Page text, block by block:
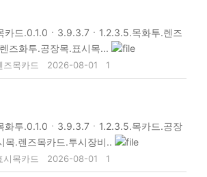
카드.0.1.0ㆍ3.9.3.7ㆍ1.2.3.5.목화투.렌즈
즈화투.공장목.표시목...
즈목카드 2026-08-01 1
화투.0.1.0ㆍ3.9.3.7ㆍ1.2.3.5.목카드.공장
목.렌즈목카드.투시장비..
시목카드 2026-08-01 1